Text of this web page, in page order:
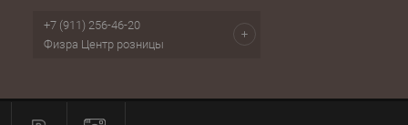
+7 (911) 256-46-20
Физра Центр розницы